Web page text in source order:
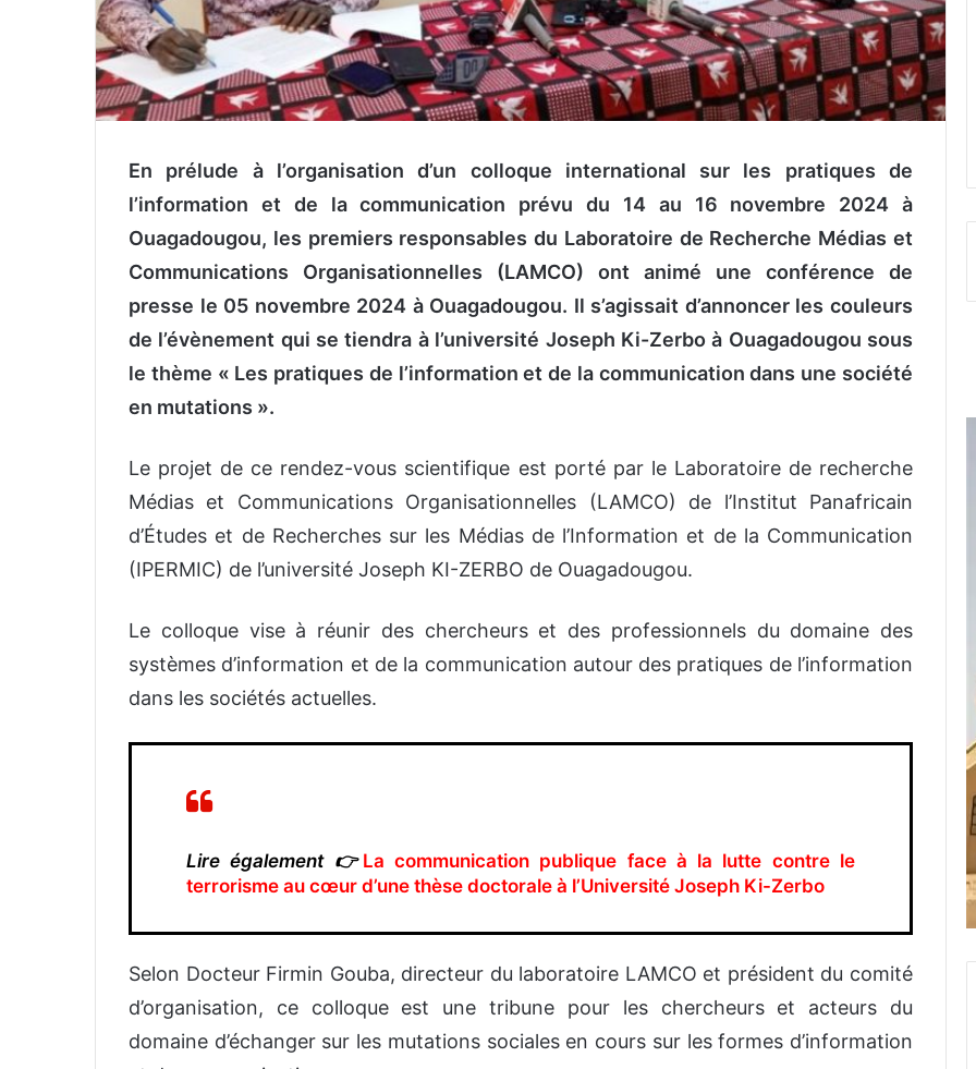
En prélude à l’organisation d’un colloque international sur les pratiques de
l’information et de la communication prévu du 14 au 16 novembre 2024 à
Ouagadougou, les premiers responsables du Laboratoire de Recherche Médias et
Communications Organisationnelles (LAMCO) ont animé une conférence de
presse le 05 novembre 2024 à Ouagadougou. Il s’agissait d’annoncer les couleurs
de l’évènement qui se tiendra à l’université Joseph Ki-Zerbo à Ouagadougou sous
le thème « Les pratiques de l’information et de la communication dans une société
en mutations ».
Le projet de ce rendez-vous scientifique est porté par le Laboratoire de recherche
Médias et Communications Organisationnelles (LAMCO) de l’Institut Panafricain
d’Études et de Recherches sur les Médias de l’Information et de la Communication
(IPERMIC) de l’université Joseph KI-ZERBO de Ouagadougou.
Le colloque vise à réunir des chercheurs et des professionnels du domaine des
systèmes d’information et de la communication autour des pratiques de l’information
dans les sociétés actuelles.
Lire également 👉 La communication publique face à la lutte contre le
terrorisme au cœur d’une thèse doctorale à l’Université Joseph Ki-Zerbo
Selon Docteur Firmin Gouba, directeur du laboratoire LAMCO et président du comité
d’organisation, ce colloque est une tribune pour les chercheurs et acteurs du
domaine d’échanger sur les mutations sociales en cours sur les formes d’information